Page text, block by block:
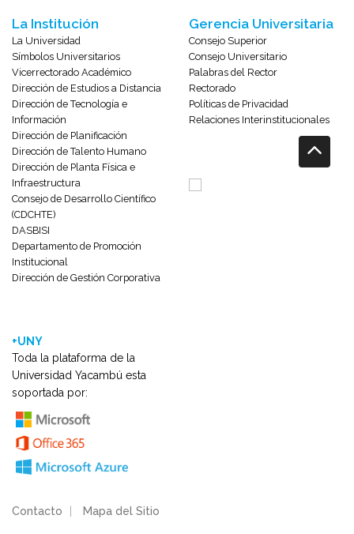
La Institución
La Universidad
Símbolos Universitarios
Vicerrectorado Académico
Dirección de Estudios a Distancia
Dirección de Tecnología e
Información
Dirección de Planificación
Dirección de Talento Humano
Dirección de Planta Física e
Infraestructura
Consejo de Desarrollo Científico
(CDCHTE)
DASBISI
Departamento de Promoción
Institucional
Dirección de Gestión Corporativa
+UNY
Toda la plataforma de la
Universidad Yacambú esta
soportada por:
Gerencia Universitaria
Consejo Superior
Consejo Universitario
Palabras del Rector
Rectorado
Políticas de Privacidad
Relaciones Interinstitucionales
Contacto Mapa del Sitio